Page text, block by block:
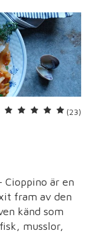
(23)
Cioppino är en
fram av den
känd som
musslor,